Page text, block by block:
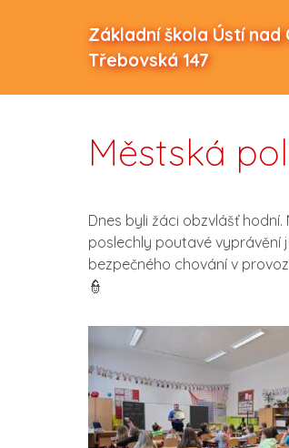
Základní škola Ústí nad
Třebovská 147
Městská
Dnes byli žáci obzvlášť
poslechly poutavé
bezpečného chování v
👮